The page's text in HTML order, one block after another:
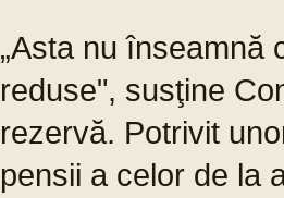
„Asta nu înseamnă
reduse", susţine
rezervă. Potrivit
pensii a celor de la